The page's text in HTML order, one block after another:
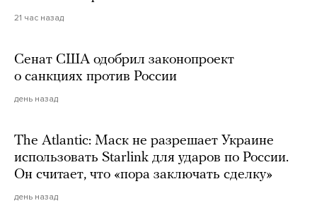
21 час назад
Сенат США одобрил законопроект
о санкциях против России
день назад
The Atlantic: Маск не разрешает Украине
использовать Starlink для ударов по России.
Он считает, что «пора заключать сделку»
день назад